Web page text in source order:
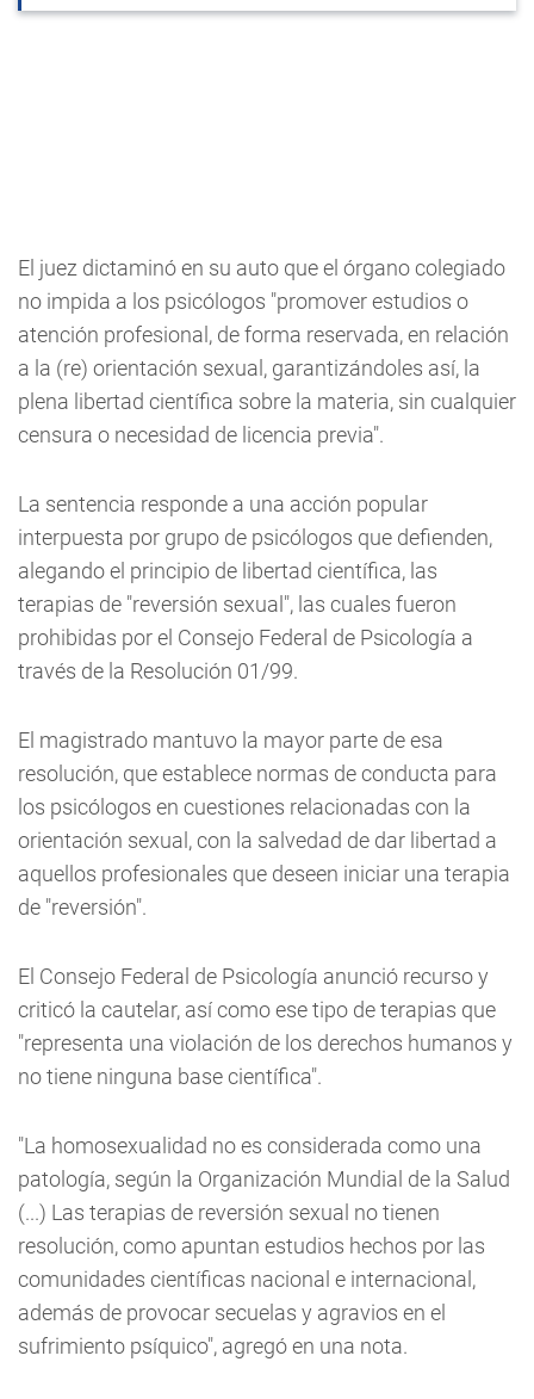
El juez dictaminó en su auto que el órgano colegiado
no impida a los psicólogos "promover estudios o
atención profesional, de forma reservada, en relación
a la (re) orientación sexual, garantizándoles así, la
plena libertad científica sobre la materia, sin cualquier
censura o necesidad de licencia previa".
La sentencia responde a una acción popular
interpuesta por grupo de psicólogos que defienden,
alegando el principio de libertad científica, las
terapias de "reversión sexual", las cuales fueron
prohibidas por el Consejo Federal de Psicología a
través de la Resolución 01/99.
El magistrado mantuvo la mayor parte de esa
resolución, que establece normas de conducta para
los psicólogos en cuestiones relacionadas con la
orientación sexual, con la salvedad de dar libertad a
aquellos profesionales que deseen iniciar una terapia
de "reversión".
El Consejo Federal de Psicología anunció recurso y
criticó la cautelar, así como ese tipo de terapias que
"representa una violación de los derechos humanos y
no tiene ninguna base científica".
"La homosexualidad no es considerada como una
patología, según la Organización Mundial de la Salud
(...) Las terapias de reversión sexual no tienen
resolución, como apuntan estudios hechos por las
comunidades científicas nacional e internacional,
además de provocar secuelas y agravios en el
sufrimiento psíquico", agregó en una nota.